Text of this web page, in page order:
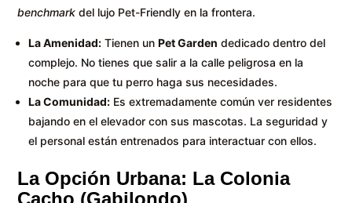
benchmark del lujo Pet-Friendly en la frontera.
La Amenidad: Tienen unPet Garden dedicado dentro del
complejo. No tienes que salir a la calle peligrosa en la
noche para que tu perro haga sus necesidades.
La Comunidad: Es extremadamente común ver residentes
bajando en el elevador con sus mascotas. La seguridad y
el personal están entrenados para interactuar con ellos.
La Opción Urbana: La Colonia
Cacho (Gabilondo)